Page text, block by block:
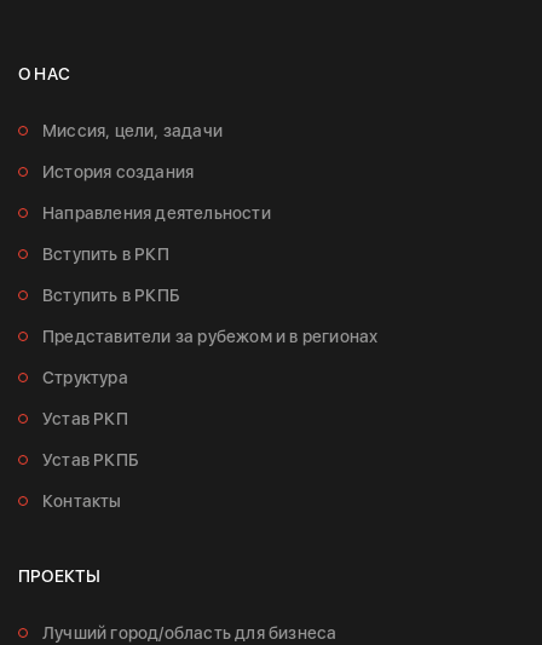
О НАС
Миссия, цели, задачи
История создания
Направления деятельности
Вступить в РКП
Вступить в РКПБ
Представители за рубежом и в регионах
Структура
Устав РКП
Устав РКПБ
Контакты
ПРОЕКТЫ
Лучший город/область для бизнеса